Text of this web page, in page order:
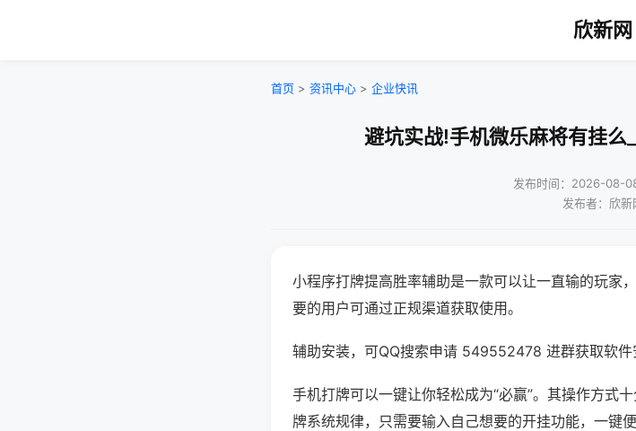
欣新网
首页 > 资讯中心 > 企业快讯
避坑实战!手机微乐麻将有挂
发布时间：2026-08-
发布者：欣新
小程序打牌提高胜率辅助是一款可以让一直输的玩家
要的用户可通过正规渠道获取使用。
辅助安装，可QQ搜索申请 549552478 进群获取软件
手机打牌可以一键让你轻松成为“必赢”。其操作方式
牌系统规律，只需要输入自己想要的开挂功能，一键